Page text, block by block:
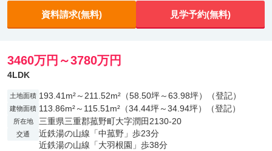
資料請求(無料) 見学予約(無料)
3460万円～3780万円
4LDK
土地面積 193.41m²～211.52m²（58.50坪～63.98坪）（登記）
建物面積 113.86m²～115.51m²（34.44坪～34.94坪）（登記）
所在地 三重県三重郡菰野町大字潤田2130-20
交通
近鉄湯の山線「中菰野」歩23分
近鉄湯の山線「大羽根園」歩38分